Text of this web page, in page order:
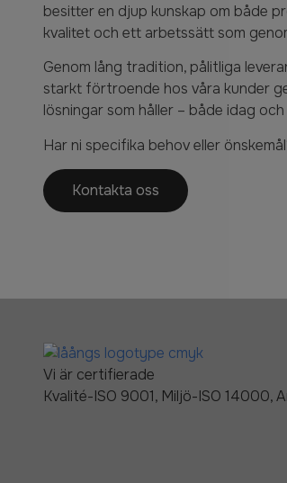
besitter en djup kunskap om både
kvalitet och ett arbetssätt som
Genom lång tradition, pålitliga
starkt förtroende hos våra kunder
lösningar som håller – både idag
Har ni specifika behov eller
Kontakta oss
Vi är certifierade
Kvalité-ISO 9001, Miljö-ISO 14000,